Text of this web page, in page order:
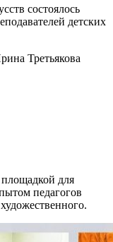
состоялось
детских
Третьякова
для
педагогов